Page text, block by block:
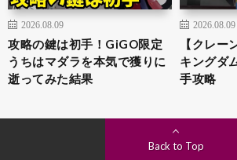
2026.08.09
攻略の鍵は初手！GiGO限定
うちはマダラを本気で獲りに
逝ってみた結果
2026.08.09
【クレー
キング
手攻略
Back to Top